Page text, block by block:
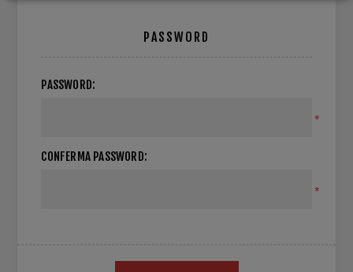
PASSWORD
PASSWORD:
*
CONFERMA PASSWORD:
*